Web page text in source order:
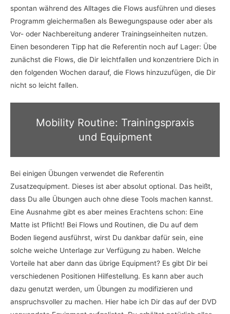
spontan während des Alltages die Flows ausführen und dieses
Programm gleichermaßen als Bewegungspause oder aber als
Vor- oder Nachbereitung anderer Trainingseinheiten nutzen.
Einen besonderen Tipp hat die Referentin noch auf Lager: Übe
zunächst die Flows, die Dir leichtfallen und konzentriere Dich in
den folgenden Wochen darauf, die Flows hinzuzufügen, die Dir
nicht so leicht fallen.
Mobility Routine: Trainingspraxis
und Equipment
Bei einigen Übungen verwendet die Referentin
Zusatzequipment. Dieses ist aber absolut optional. Das heißt,
dass Du alle Übungen auch ohne diese Tools machen kannst.
Eine Ausnahme gibt es aber meines Erachtens schon: Eine
Matte ist Pflicht! Bei Flows und Routinen, die Du auf dem
Boden liegend ausführst, wirst Du dankbar dafür sein, eine
solche weiche Unterlage zur Verfügung zu haben. Welche
Vorteile hat aber dann das übrige Equipment? Es gibt Dir bei
verschiedenen Positionen Hilfestellung. Es kann aber auch
dazu genutzt werden, um Übungen zu modifizieren und
anspruchsvoller zu machen. Hier habe ich Dir das auf der DVD